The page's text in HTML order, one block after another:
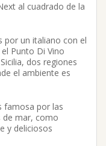
al cuadrado de la
por un italiano con el
Punto Di Vino
dos regiones
el ambiente es
famosa por las
de mar, como
y deliciosos